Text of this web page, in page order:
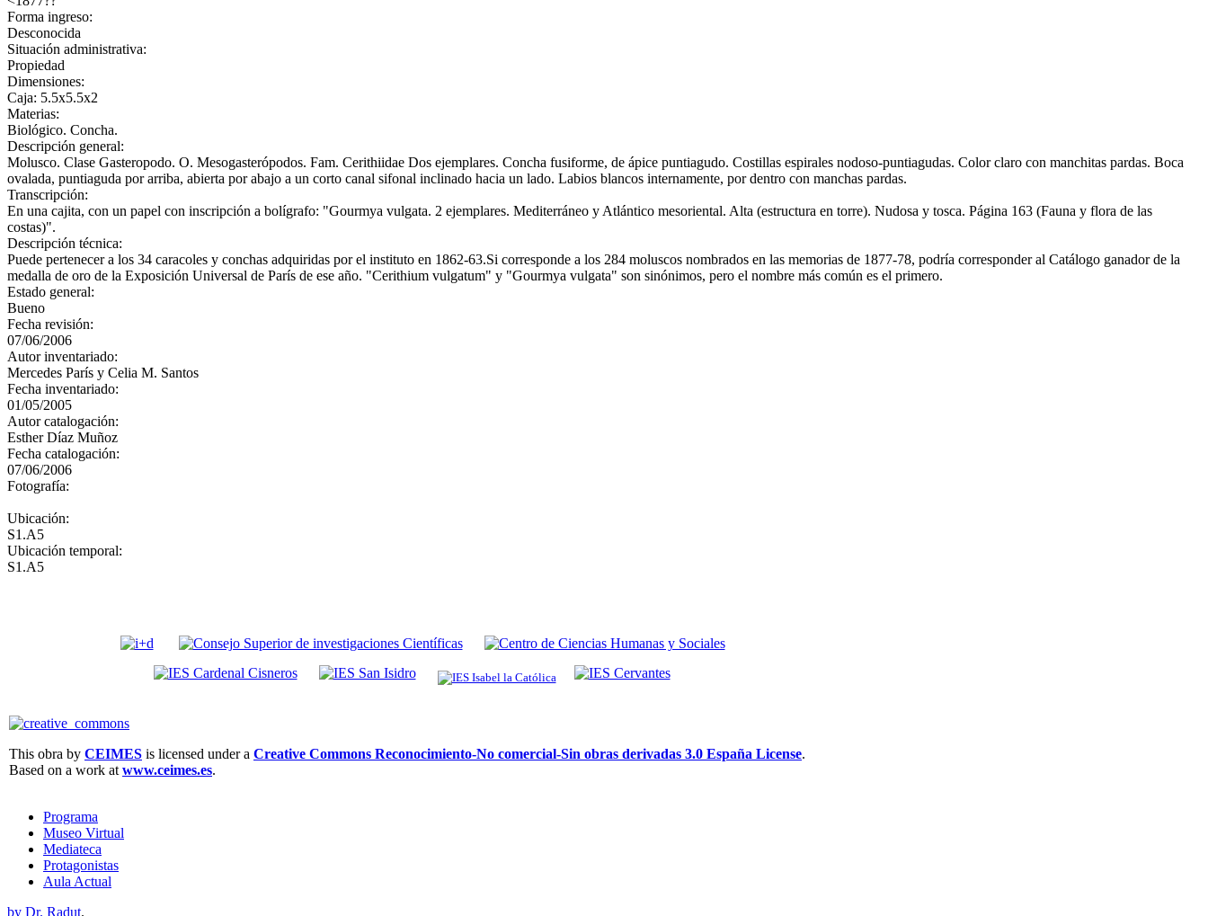
Forma ingreso:
Desconocida
Situación administrativa:
Propiedad
Dimensiones:
Caja: 5.5x5.5x2
Materias:
Biológico. Concha.
Descripción general:
Molusco. Clase Gasteropodo. O. Mesogasterópodos. Fam. Cerithiidae Dos ejemplares. Concha fusiforme, de ápice puntiagudo. Costillas espirales nodoso-puntiagudas. Color claro con manchitas pardas. Boca
ovalada, puntiaguda por arriba, abierta por abajo a un corto canal sifonal inclinado hacia un lado. Labios blancos internamente, por dentro con manchas pardas.
Transcripción:
En una cajita, con un papel con inscripción a bolígrafo: "Gourmya vulgata. 2 ejemplares. Mediterráneo y Atlántico mesoriental. Alta (estructura en torre). Nudosa y tosca. Página 163 (Fauna y flora de las
costas)".
Descripción técnica:
Puede pertenecer a los 34 caracoles y conchas adquiridas por el instituto en 1862-63.Si corresponde a los 284 moluscos nombrados en las memorias de 1877-78, podría corresponder al Catálogo ganador de la
medalla de oro de la Exposición Universal de París de ese año. "Cerithium vulgatum" y "Gourmya vulgata" son sinónimos, pero el nombre más común es el primero.
Estado general:
Bueno
Fecha revisión:
07/06/2006
Autor inventariado:
Mercedes París y Celia M. Santos
Fecha inventariado:
01/05/2005
Autor catalogación:
Esther Díaz Muñoz
Fecha catalogación:
07/06/2006
Fotografía:
Ubicación:
S1.A5
Ubicación temporal:
S1.A5
This obra by CEIMES is licensed under a Creative Commons Reconocimiento-No comercial-Sin obras derivadas 3.0 España License.
Based on a work at www.ceimes.es.
Programa
Museo Virtual
Mediateca
Protagonistas
Aula Actual
by Dr. Radut.